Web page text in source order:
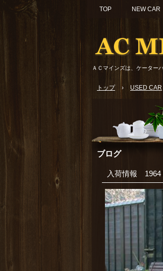
ＡＣマインズは、ケーター
TOP NEW CAR
トップ › USED CAR
ブログ
入荷情報 1964